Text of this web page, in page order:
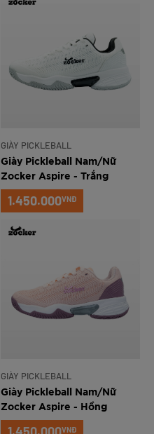
GIÀY PICKLEBALL
Giày Pickleball Nam/Nữ
Zocker Aspire - Trắng
1.450.000VNĐ
GIÀY PICKLEBALL
Giày Pickleball Nam/Nữ
Zocker Aspire - Hồng
VNĐ